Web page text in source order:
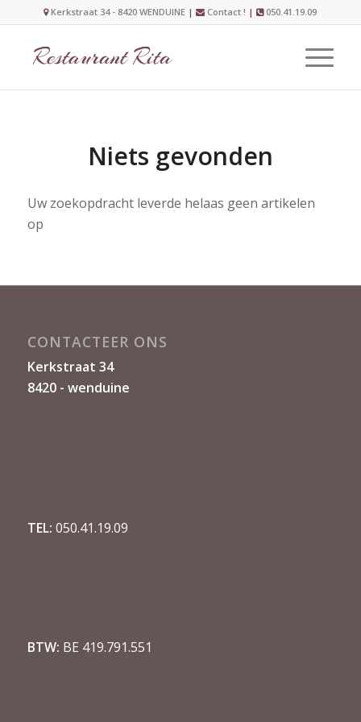
Kerkstraat 34 - 8420 WENDUINE | Contact ! | 050.41.19.09
Niets gevonden
Uw zoekopdracht leverde helaas geen artikelen
op
CONTACTEER ONS
Kerkstraat 34
8420 - wenduine
TEL: 050.41.19.09
BTW: BE 419.791.551